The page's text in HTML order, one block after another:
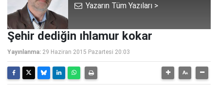
Yazarın Tüm Yazıları >
Şehir dediğin ıhlamur kokar
Yayınlanma: 29 Haziran 2015 Pazartesi 20:03